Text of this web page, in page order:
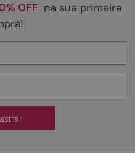
OFF na sua primeira